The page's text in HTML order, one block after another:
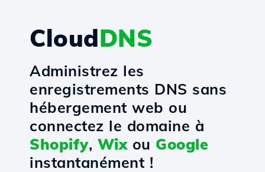
CloudDNS
Administrez les
enregistrements DNS sans
hébergement web ou
connectez le domaine à
Shopify, Wixou Google
instantanément !